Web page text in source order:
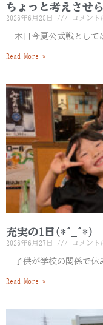
ちょっと考えさせ
2026年6月28日 コメント
本日今夏公式戦として
Read More »
充実の1日(*^_^*)
2026年6月27日 コメント
子供が学校の関係で休
Read More »